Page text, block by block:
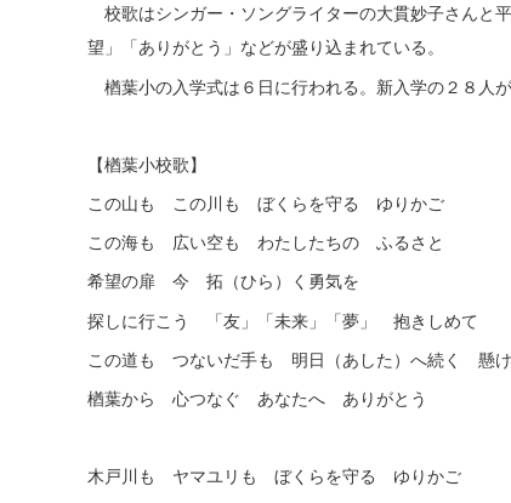
校歌はシンガー・ソングライターの大貫妙子さんと
望」「ありがとう」などが盛り込まれている。
楢葉小の入学式は６日に行われる。新入学の２８人
【楢葉小校歌】
この山も この川も ぼくらを守る ゆりかご
この海も 広い空も わたしたちの ふるさと
希望の扉 今 拓（ひら）く勇気を
探しに行こう 「友」「未来」「夢」 抱きしめて
この道も つないだ手も 明日（あした）へ続く 懸
楢葉から 心つなぐ あなたへ ありがとう
木戸川も ヤマユリも ぼくらを守る ゆりかご